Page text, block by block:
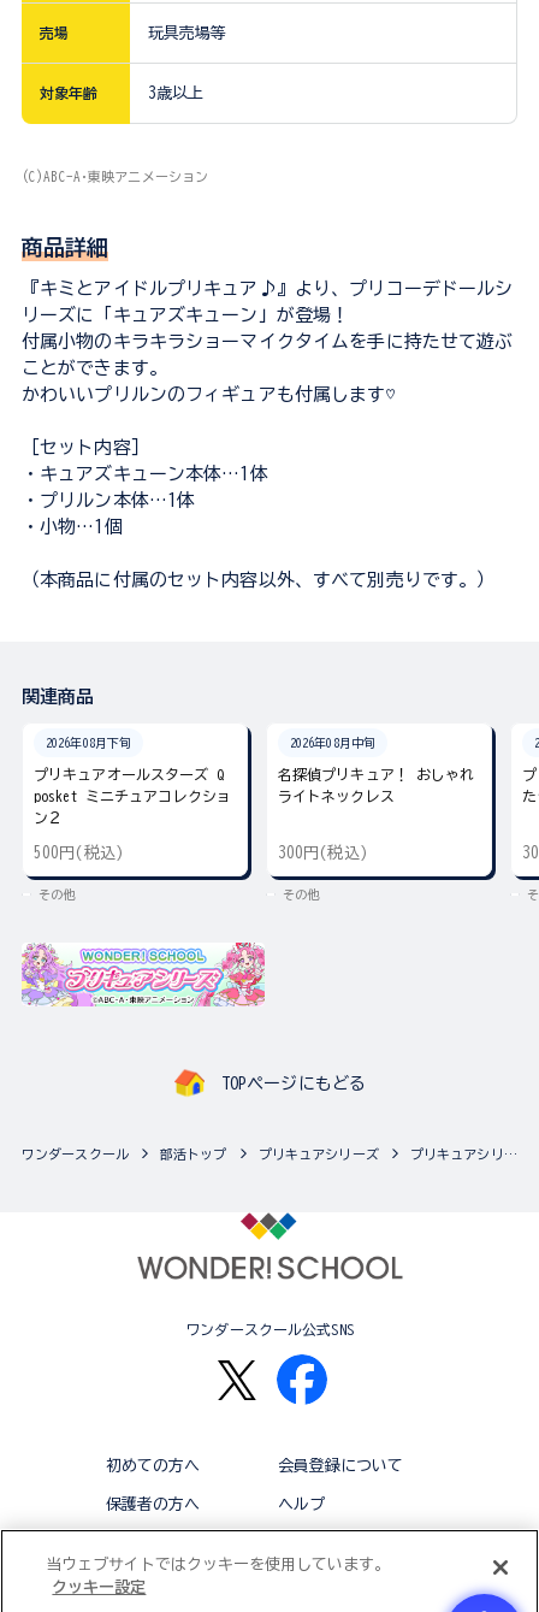
売場 玩具売場等
対象年齢 3歳以上
(C)ABC-A･東映アニメーション
商品詳細
『キミとアイドルプリキュア♪』より、プリコーデドールシ
リーズに「キュアズキューン」が登場！
付属小物のキラキラショーマイクタイムを手に持たせて遊ぶ
ことができます。
かわいいプリルンのフィギュアも付属します♡
［セット内容］
・キュアズキューン本体…1体
・プリルン本体…1体
・小物…1個
（本商品に付属のセット内容以外、すべて別売りです。）
関連商品
2026年08月下旬
プリキュアオールスターズ Q
posket ミニチュアコレクショ
ン２
500円(税込)
その他
2026年08月中旬
名探偵プリキュア！ おしゃれ
ライトネックレス
300円(税込)
その他
TOPページにもどる
ワンダースクール 部活トップ プリキュアシリーズ プリキュアシリーズの最新商品一覧
ワンダースクール公式SNS
初めての方へ 会員登録について
保護者の方へ ヘルプ
当ウェブサイトではクッキーを使用しています。
クッキー設定